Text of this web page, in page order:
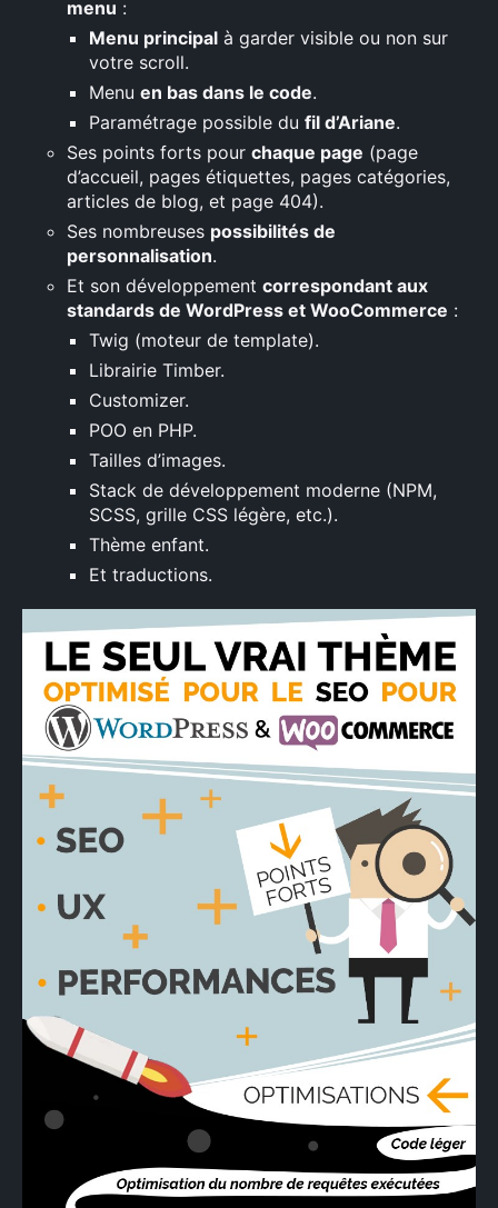
menu :
Menu principal à garder visible ou non sur
votre scroll.
Menu en bas dans le code.
Paramétrage possible du fil d’Ariane.
Ses points forts pour chaque page (page
d’accueil, pages étiquettes, pages catégories,
articles de blog, et page 404).
Ses nombreuses possibilités de
personnalisation.
Et son développement correspondant aux
standards de WordPress et WooCommerce :
Twig (moteur de template).
Librairie Timber.
Customizer.
POO en PHP.
Tailles d’images.
Stack de développement moderne (NPM,
SCSS, grille CSS légère, etc.).
Thème enfant.
Et traductions.
Rechercher
: